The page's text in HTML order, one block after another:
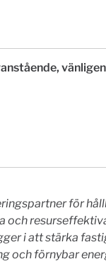
för
och
i att stärka
och förnybar